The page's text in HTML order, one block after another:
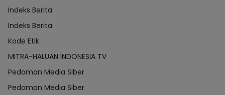
Indeks Berita
Indeks Berita
Kode Etik
MITRA-HALUAN INDONESIA TV
Pedoman Media Siber
Pedoman Media Siber